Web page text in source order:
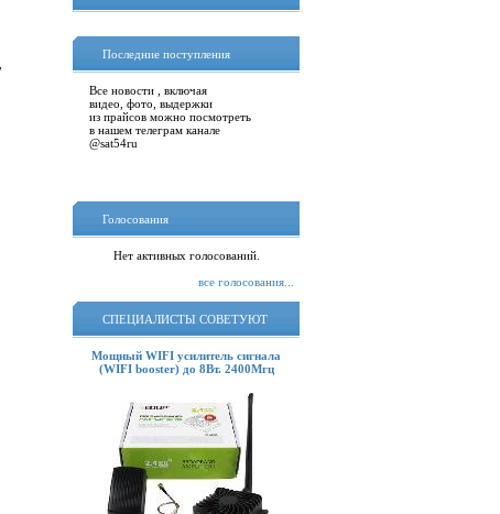
Последние поступления
Все новости , включая
видео, фото, выдержки
из прайсов можно посмотреть
в нашем телеграм канале
@sat54ru
Голосования
Нет активных голосований.
все голосования...
СПЕЦИАЛИСТЫ СОВЕТУЮТ
Мощный WIFI усилитель сигнала
(WIFI booster) до 8Вт. 2400Мгц